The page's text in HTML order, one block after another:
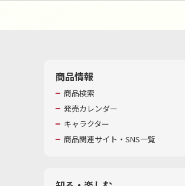
商品情報
商品検索
発売カレンダー
キャラクター
商品関連サイト・SNS一覧